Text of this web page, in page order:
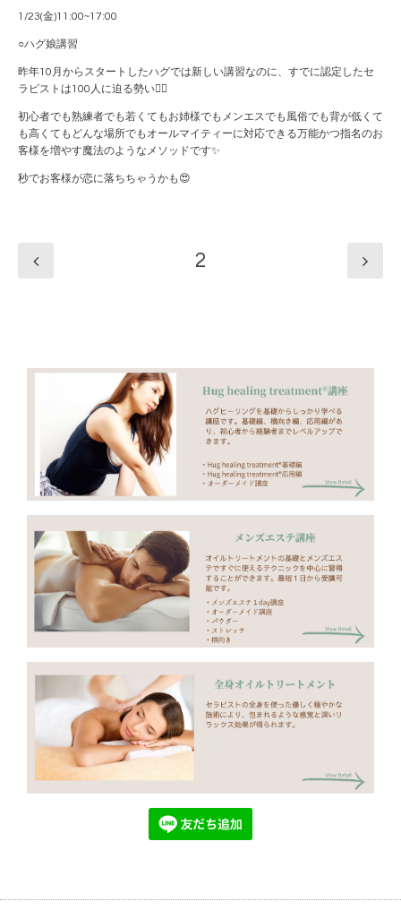
1/23(金)11:00~17:00
○ハグ娘講習
昨年10月からスタートしたハグでは新しい講習なのに、すでに認定したセ
ラピストは100人に迫る勢い❤️‍🔥
初心者でも熟練者でも若くてもお姉様でもメンエスでも風俗でも背が低くて
も高くてもどんな場所でもオールマイティーに対応できる万能かつ指名のお
客様を増やす魔法のようなメソッドです✨
秒でお客様が恋に落ちちゃうかも😍
2